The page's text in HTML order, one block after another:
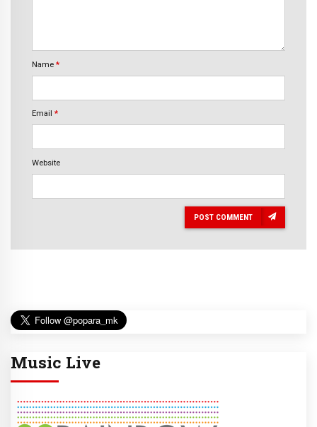
Name *
Email *
Website
POST COMMENT
Music Live